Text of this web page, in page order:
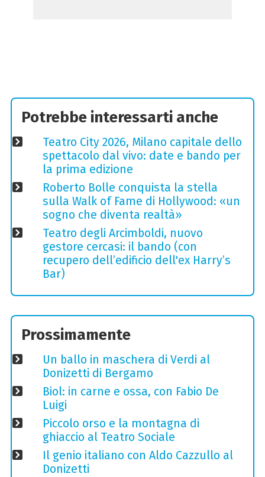
Potrebbe interessarti anche
Teatro City 2026, Milano capitale dello
spettacolo dal vivo: date e bando per
la prima edizione
Roberto Bolle conquista la stella
sulla Walk of Fame di Hollywood: «un
sogno che diventa realtà»
Teatro degli Arcimboldi, nuovo
gestore cercasi: il bando (con
recupero dell’edificio dell'ex Harry’s
Bar)
Prossimamente
Un ballo in maschera di Verdi al
Donizetti di Bergamo
Biol: in carne e ossa, con Fabio De
Luigi
Piccolo orso e la montagna di
ghiaccio al Teatro Sociale
Il genio italiano con Aldo Cazzullo al
Donizetti